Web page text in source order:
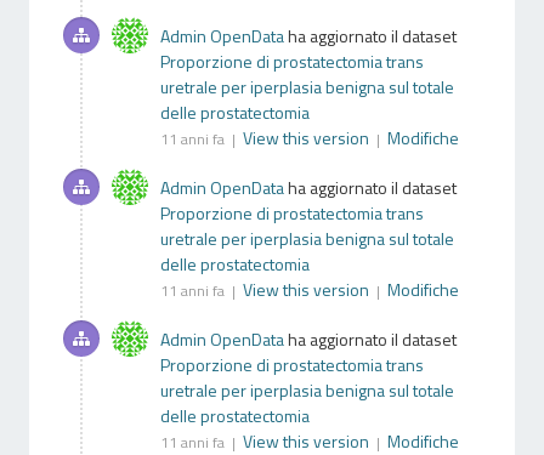
Admin OpenDataha aggiornato il dataset
Proporzione di prostatectomia trans
uretrale per iperplasia benigna sul totale
delle prostatectomia
11 anni fa | View this version | Modifiche
Admin OpenDataha aggiornato il dataset
Proporzione di prostatectomia trans
uretrale per iperplasia benigna sul totale
delle prostatectomia
11 anni fa | View this version | Modifiche
Admin OpenDataha aggiornato il dataset
Proporzione di prostatectomia trans
uretrale per iperplasia benigna sul totale
delle prostatectomia
11 anni fa | View this version | Modifiche